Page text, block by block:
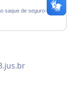
saque de seguro-